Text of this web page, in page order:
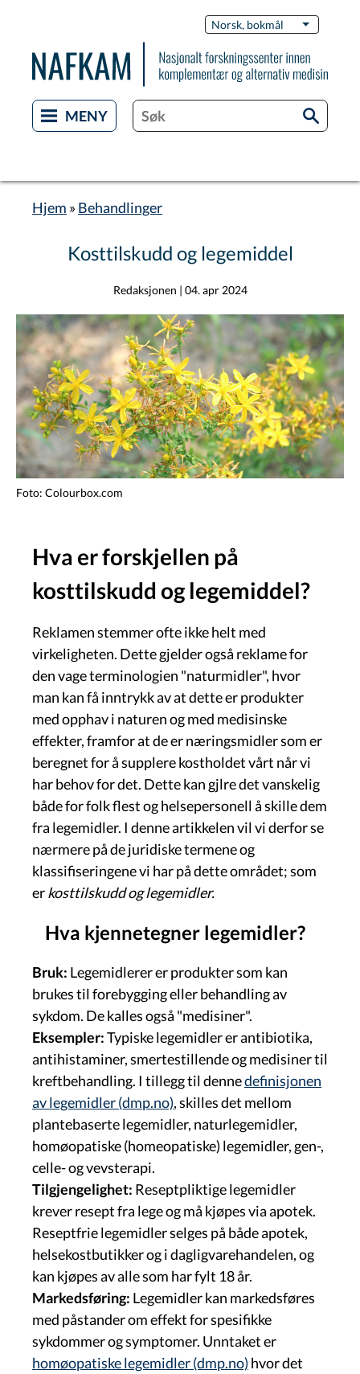
hovedinnhold
Norsk, bokmål List flere
Hjem Behandlinger
Kosttilskudd og legemiddel
Redaksjonen | 04. apr 2024
Image
Foto: Colourbox.com
Hva er forskjellen på
kosttilskudd og legemiddel?
Reklamen stemmer ofte ikke helt med
virkeligheten. Dette gjelder også reklame for
den vage terminologien "naturmidler", hvor
man kan få inntrykk av at dette er produkter
med opphav i naturen og med medisinske
effekter, framfor at de er næringsmidler som er
beregnet for å supplere kostholdet vårt når vi
har behov for det. Dette kan gjlre det vanskelig
både for folk flest og helsepersonell å skille dem
fra legemidler. I denne artikkelen vil vi derfor se
nærmere på de juridiske termene og
klassifiseringene vi har på dette området; som
erkosttilskudd og legemidler.
Hva kjennetegner legemidler?
Bruk: Legemidlerer er produkter som kan
brukes til forebygging eller behandling av
sykdom. De kalles også "medisiner".
Eksempler:Typiske legemidler er antibiotika,
antihistaminer, smertestillende og medisiner til
kreftbehandling. I tillegg til dennedefinisjonen
av legemidler (dmp.no), skilles det mellom
plantebaserte legemidler, naturlegemidler,
homøopatiske (homeopatiske) legemidler, gen-,
celle- og vevsterapi.
Tilgjengelighet: Reseptpliktige legemidler
krever resept fra lege og må kjøpes via apotek.
Reseptfrie legemidler selges på både apotek,
helsekostbutikker og i dagligvarehandelen, og
kan kjøpes av alle som har fylt 18 år.
Markedsføring: Legemidler kan markedsføres
med påstander om effekt for spesifikke
sykdommer og symptomer. Unntaket er
homøopatiske legemidler (dmp.no) hvor det